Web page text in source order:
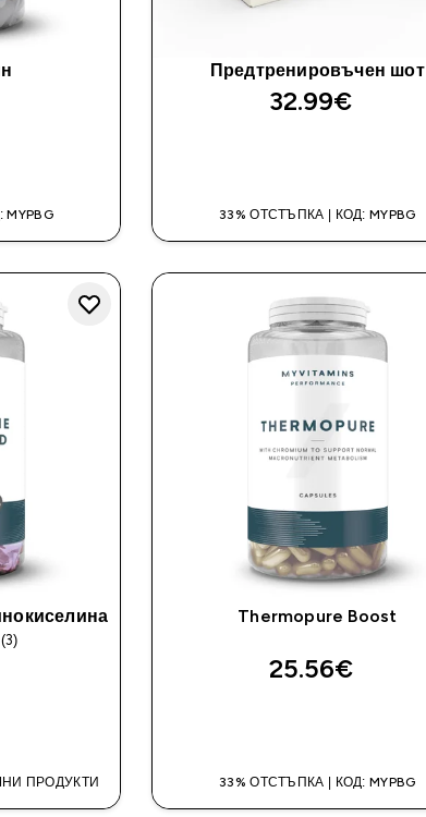
Предтренировъчен шот
32.99€‎
33% ОТСТЪПКА | КОД: MYPBG
(3)
ПРОДУКТИ
Thermopure Boost
25.56€‎
33% ОТСТЪПКА | КОД: MYPBG